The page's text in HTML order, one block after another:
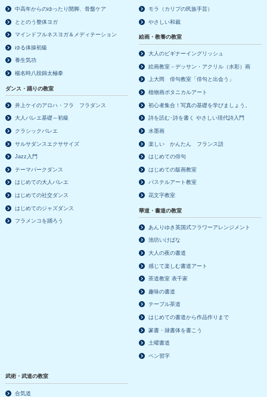
中高年からのゆったり開脚、骨盤ケア
ととのう整体ヨガ
マインドフルネスヨガ＆メディテーション
ゆる体操初級
養生気功
楊名時八段錦太極拳
ダンス・踊りの教室
井上ケイのアロハ・フラ フラダンス
大人バレエ基礎～初級
クラシックバレエ
サルサダンスエクササイズ
Jazz入門
テーマパークダンス
はじめての大人バレエ
はじめての社交ダンス
はじめてのジャズダンス
フラメンコを踊ろう
モラ（カリブの民族手芸）
やさしい和裁
絵画・教養の教室
大人のビギナーイングリッシュ
絵画教室－デッサン・アクリル（水彩）画
上大岡 俳句教室「俳句と出会う」
植物画ボタニカルアート
初心者集合！写真の基礎を学びましょう。
詩を読む･詩を書く やさしい現代詩入門
水墨画
楽しい かんたん フランス語
はじめての俳句
はじめての版画教室
パステルアート教室
花文字教室
華道・書道の教室
あんりゆき英国式フラワーアレンジメント
池坊いけばな
大人の夜の書道
感じて楽しむ書道アート
茶道教室 表千家
趣味の書道
テーブル茶道
はじめての書道から作品作りまで
篆書・隷書体を書こう
土曜書道
ペン習字
武術・武道の教室
合気道